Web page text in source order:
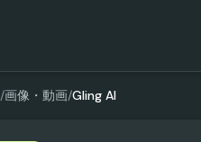
/画像・動画/Gling AI